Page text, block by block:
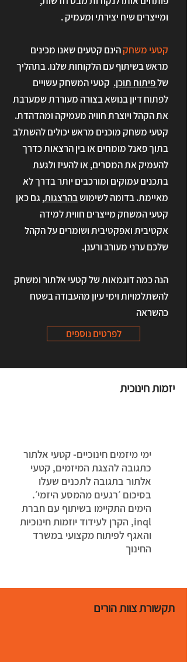
ומייצרים שיח יצירתי ומעמיק .
קטעי משחקהינם קטעים שאנו מכינים
מראש בשיתוף עם הלקוחות שלנו. בתהליך
שלפיתוח תוכן. קטעי המשחק עשויים
לפתוח דיון בנושא בצורה מעוררת שמערבת
את הקהל ויוצרת חוויה מעמיקה ומהדהדת.
קטעי משחק מוכנים מראש יכולים להשתלב
בתוך פאנל מומחים או בין הרצאות כדרך
להעמיק את המסרים, או להעיז ולגעת
בתכנים עמוקים ומורכבים יותר בדרך לא
מאיימת. בדומה לשימושבהרצגות, גם כאן
קטעי המשחק מייצרים חווית למידה
אקטיבית ואפקטיבית ושומרים על הקהל
שלכם ערני מעורב ורענן.
הנה כמה דוגמאות של קטעי אלתור ומשחק
להשתלמויות וימי עיון מהעבודה בשטח
כהשראה
לפרטים נוספים
יזמות חינוכית
ימי מיזמים חינוכיים- קטעי אלתור
כתגובה להצגת המיזמים, קטעי
אלתור בתגובה לתכנים שעלו
בסיכום ׳רגעים מהמסע היזמי׳.
הימים התקיימו בשיתוף עם חברת
inql, הקרן לעידוד יוזמות חינוכיות
והאגף לפיתוח מקצועי במשרד
החינוך
תקשורת צוות הורים